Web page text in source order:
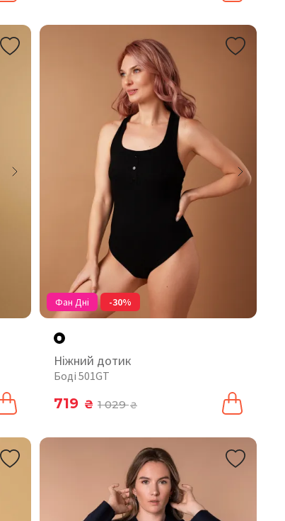
Фан Дні -30%
Ніжний дотик
Боді 501GT
719 ₴ 1 029₴